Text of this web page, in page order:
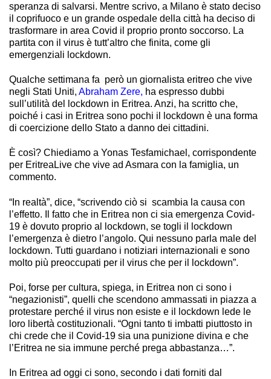
speranza di salvarsi. Mentre scrivo, a Milano è stato deciso
il coprifuoco e un grande ospedale della città ha deciso di
trasformare in area Covid il proprio pronto soccorso. La
partita con il virus è tutt’altro che finita, come gli
emergenziali lockdown.
Qualche settimana fa però un giornalista eritreo che vive
negli Stati Uniti, Abraham Zere, ha espresso dubbi
sull’utilità del lockdown in Eritrea. Anzi, ha scritto che,
poiché i casi in Eritrea sono pochi il lockdown è una forma
di coercizione dello Stato a danno dei cittadini.
È così? Chiediamo a Yonas Tesfamichael, corrispondente
per EritreaLive che vive ad Asmara con la famiglia, un
commento.
“In realtà”, dice, “scrivendo ciò si scambia la causa con
l’effetto. Il fatto che in Eritrea non ci sia emergenza Covid-
19 è dovuto proprio al lockdown, se togli il lockdown
l’emergenza è dietro l’angolo. Qui nessuno parla male del
lockdown. Tutti guardano i notiziari internazionali e sono
molto più preoccupati per il virus che per il lockdown”.
Poi, forse per cultura, spiega, in Eritrea non ci sono i
“negazionisti”, quelli che scendono ammassati in piazza a
protestare perché il virus non esiste e il lockdown lede le
loro libertà costituzionali. “Ogni tanto ti imbatti piuttosto in
chi crede che il Covid-19 sia una punizione divina e che
l’Eritrea ne sia immune perché prega abbastanza…”.
In Eritrea ad oggi ci sono, secondo i dati forniti dal